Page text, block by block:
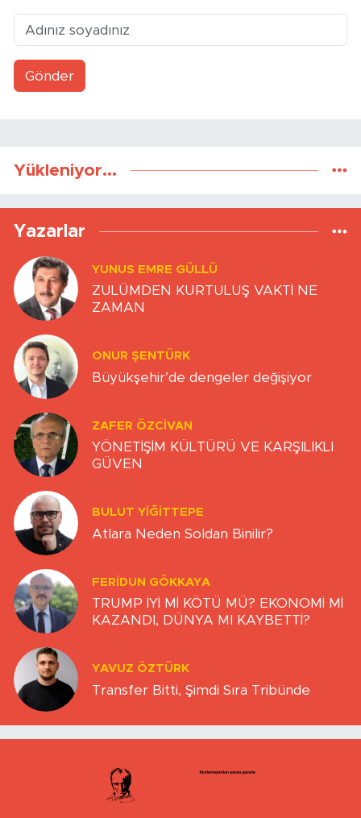
Gönder
Yükleniyor...
Yazarlar
YUNUS EMRE GÜLLÜ
ZULÜMDEN KURTULUŞ VAKTİ NE
ZAMAN
ONUR ŞENTÜRK
Büyükşehir’de dengeler değişiyor
ZAFER ÖZCIVAN
YÖNETİŞİM KÜLTÜRÜ VE KARŞILIKLI
GÜVEN
BULUT YİĞİTTEPE
Atlara Neden Soldan Binilir?
FERIDUN GÖKKAYA
TRUMP İYİ Mİ KÖTÜ MÜ? EKONOMİ Mİ
KAZANDI, DÜNYA MI KAYBETTİ?
YAVUZ ÖZTÜRK
Transfer Bitti, Şimdi Sıra Tribünde